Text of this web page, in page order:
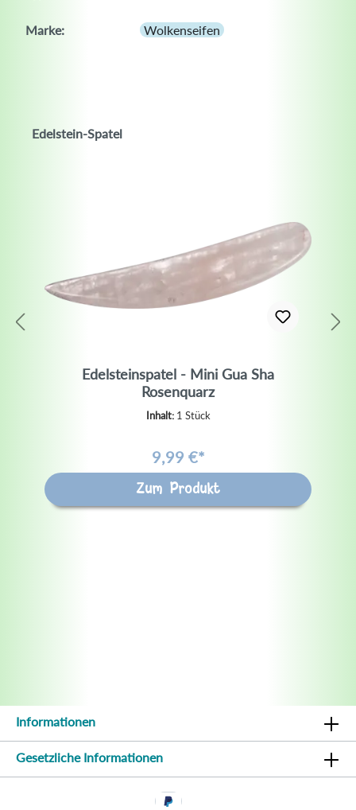
Marke: Wolkenseifen
Edelstein-Spatel
Edelsteinspatel - Mini Gua Sha
Rosenquarz
Inhalt: 1 Stück
9,99 €*
Zum Produkt
Informationen
Gesetzliche Informationen